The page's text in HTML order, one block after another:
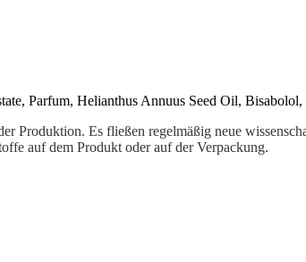
Parfum, Helianthus Annuus Seed Oil,
Produktion. Es fließen regelmäßig neue
auf dem Produkt oder auf der Verpackung.